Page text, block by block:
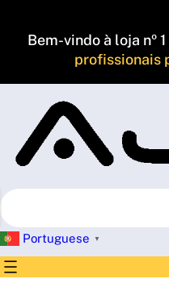
Bem-vindo à loja nº
profissionais
S
e
a
r
c
Portuguese ▼